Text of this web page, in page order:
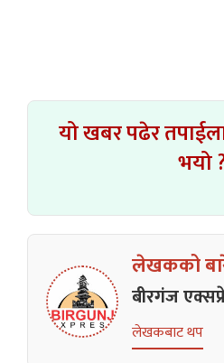
यो खबर पढेर
भयो
लेखकको
बीरगंज
लेखकबाट थप